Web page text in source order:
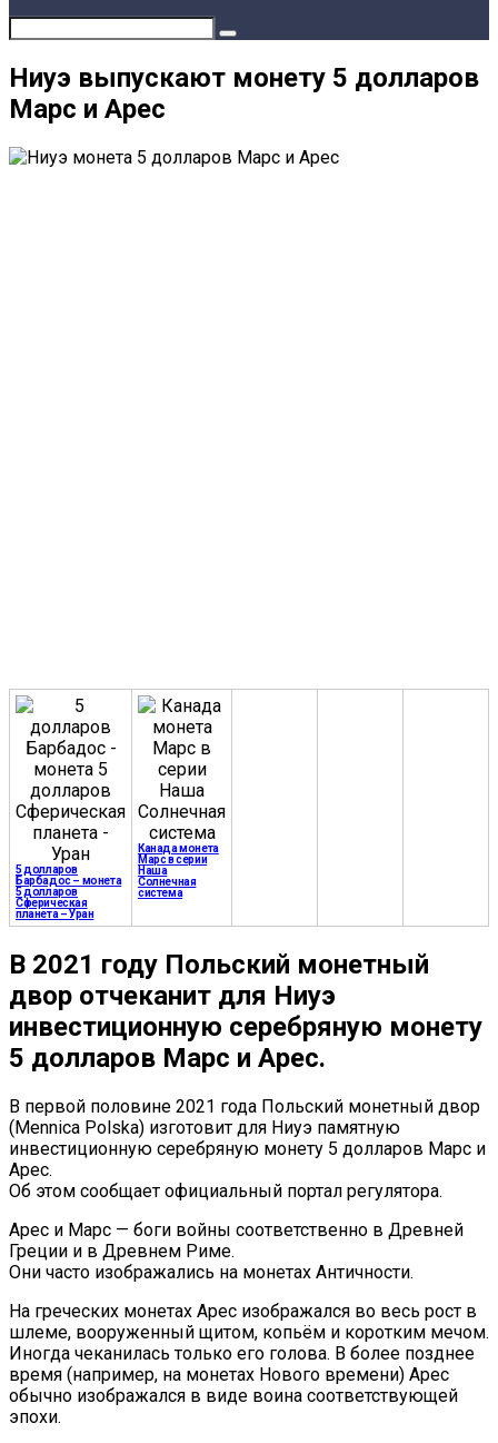
Ниуэ выпускают монету 5 долларов
Марс и Арес
5 долларов
Барбадос – монета
5 долларов
Сферическая
планета – Уран
Канада монета
Марс в серии
Наша
Солнечная
система
В 2021 году Польский монетный
двор отчеканит для Ниуэ
инвестиционную серебряную монету
5 долларов Марс и Арес.
В первой половине 2021 года Польский монетный двор
(Mennica Polska) изготовит для Ниуэ памятную
инвестиционную серебряную монету 5 долларов Марс и
Арес.
Об этом сообщает официальный портал регулятора.
Арес и Марс — боги войны соответственно в Древней
Греции и в Древнем Риме.
Они часто изображались на монетах Античности.
На греческих монетах Арес изображался во весь рост в
шлеме, вооруженный щитом, копьём и коротким мечом.
Иногда чеканилась только его голова. В более позднее
время (например, на монетах Нового времени) Арес
обычно изображался в виде воина соответствующей
эпохи.